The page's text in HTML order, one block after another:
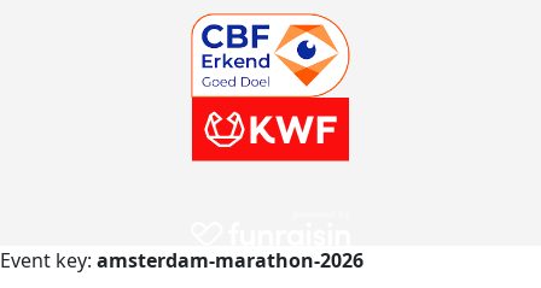
Event key: amsterdam-marathon-2026